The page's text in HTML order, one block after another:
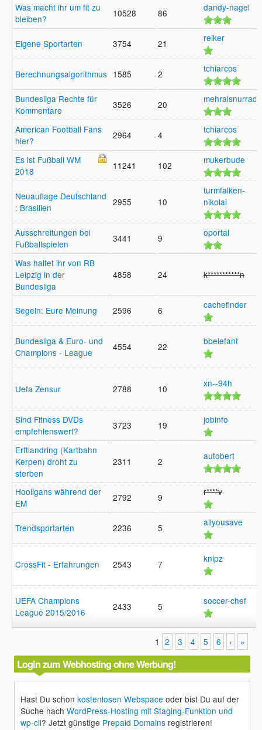
Was macht ihr um fit zu
bleiben?
10528 86 dandy-nagel
Eigene Sportarten 3754 21 reiker
Berechnungsalgorithmus 1585 2 tchiarcos
Bundesliga Rechte für
Kommentare
3526 20
American Football Fans
hier?
2964 4 tchiarcos
Es ist Fußball WM
2018
11241 102 mukerbude
Neuauflage Deutschland
: Brasilien
2955 10
turmfalken-
nikolai
Ausschreitungen bei
Fußballspielen
3441 9 oportal
Was haltet ihr von RB
Leipzig in der
Bundesliga
4858 24 k***********n
Segeln: Eure Meinung 2596 6 cachefinder
Bundesliga & Euro- und
Champions - League
4554 22 bbelefant
Uefa Zensur 2788 10 xn--94h
Sind Fitness DVDs
empfehlenswert?
3723 19 jobinfo
Erftlandring (Kartbahn
Kerpen) droht zu
sterben
2311 2 autobert
Hooligans während der
EM
2792 9 r****v
Trendsportarten 2236 5 allyousave
CrossFit - Erfahrungen 2543 7 knipz
UEFA Champions
League 2015/2016
2433 5 soccer-chef
1 2 3 4 5 6 › »
Login zum Webhosting ohne Werbung!
Hast Du schonkostenlosen Webspace oder bist Du auf der
Suche nachWordPress-Hosting mit Staging-Funktion und
wp-cli? Jetzt günstige Prepaid Domains registrieren!